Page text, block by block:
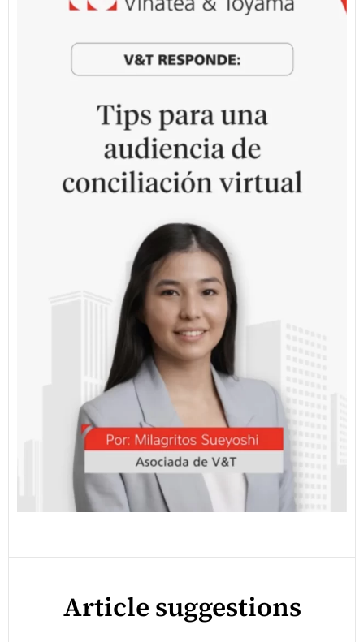
Article suggestions